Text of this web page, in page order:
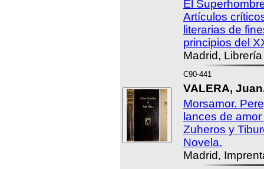
El
Artículos
literarias de
principios del
Madrid,
C90-441
VALERA,
Morsamor.
lances de
Zuheros y
Novela.
Madrid,